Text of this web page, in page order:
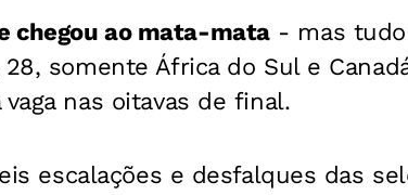
chegou ao mata-mata- mas tudo
somente África do Sul e
nas oitavas de final.
escalações e desfalques das